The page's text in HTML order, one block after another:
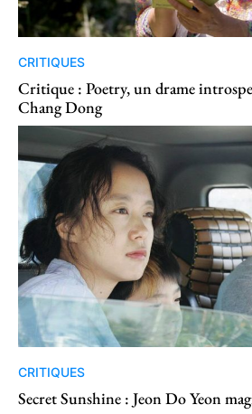
CRITIQUES
Critique : Poetry, un drame
Chang Dong
CRITIQUES
Secret Sunshine : Jeon Do Yeon